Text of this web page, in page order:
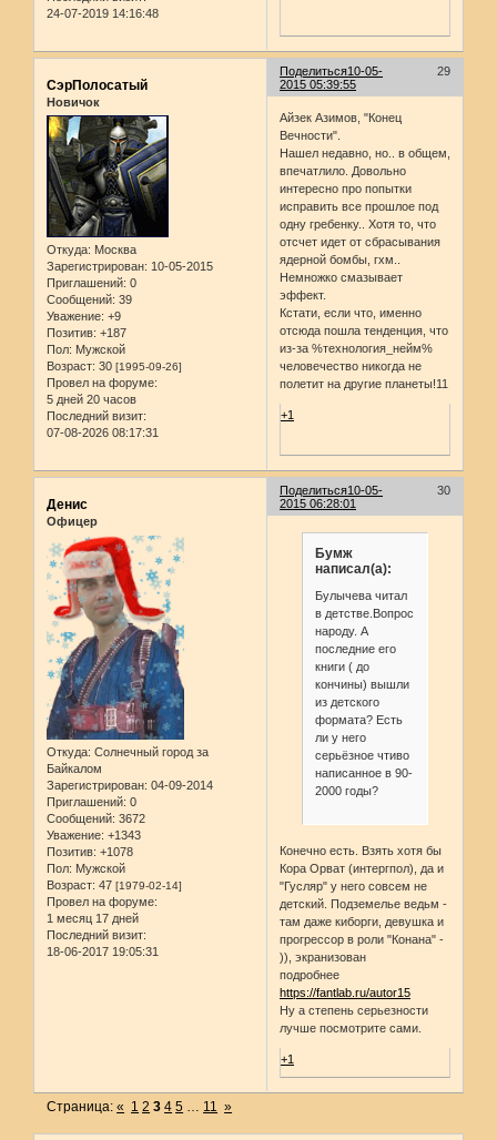
24-07-2019 14:16:48
Поделиться 29
10-05-
2015 05:39:55
СэрПолосатый
Новичок
Откуда: Москва
Зарегистрирован: 10-05-2015
Приглашений: 0
Сообщений: 39
Уважение: +9
Позитив: +187
Пол: Мужской
Возраст: 30 [1995-09-26]
Провел на форуме:
5 дней 20 часов
Последний визит:
07-08-2026 08:17:31
Айзек Азимов, "Конец
Вечности".
Нашел недавно, но.. в общем,
впечатлило. Довольно
интересно про попытки
исправить все прошлое под
одну гребенку.. Хотя то, что
отсчет идет от сбрасывания
ядерной бомбы, гхм..
Немножко смазывает
эффект.
Кстати, если что, именно
отсюда пошла тенденция, что
из-за %технология_нейм%
человечество никогда не
полетит на другие планеты!11
+1
Поделиться 30
10-05-
2015 06:28:01
Денис
Офицер
Откуда: Солнечный город за
Байкалом
Зарегистрирован: 04-09-2014
Приглашений: 0
Сообщений: 3672
Уважение: +1343
Позитив: +1078
Пол: Мужской
Возраст: 47 [1979-02-14]
Провел на форуме:
1 месяц 17 дней
Последний визит:
18-06-2017 19:05:31
Бумж
написал(а):
Булычева читал
в детстве.Вопрос
народу. А
последние его
книги ( до
кончины) вышли
из детского
формата? Есть
ли у него
серьёзное чтиво
написанное в 90-
2000 годы?
Конечно есть. Взять хотя бы
Кора Орват (интергпол), да и
"Гусляр" у него совсем не
детский. Подземелье ведьм -
там даже киборги, девушка и
прогрессор в роли "Конана" -
)), экранизован
подробнее
https://fantlab.ru/autor15
Ну а степень серьезности
лучше посмотрите сами.
+1
Страница:« 1 2 3 4 5 … 11 »